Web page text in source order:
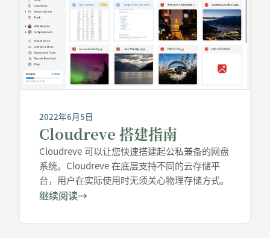
2022年6月5日
Cloudreve 搭建指南
Cloudreve 可以让您快速搭建起公私兼备的网盘
系统。Cloudreve 在底层支持不同的云存储平
台，用户在实际使用时无须关心物理存储方式。
继续阅读→